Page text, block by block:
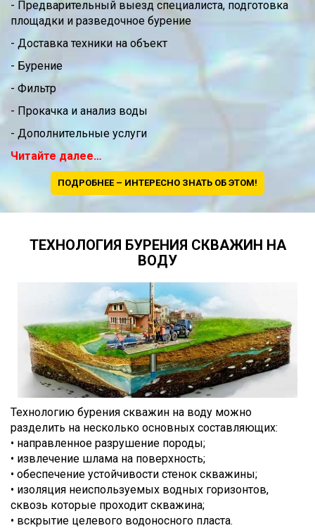
- Предварительный выезд специалиста, подготовка
площадки и разведочное бурение
- Доставка техники на объект
- Бурение
- Фильтр
- Прокачка и анализ воды
- Дополнительные услуги
Читайте далее…
ПОДРОБНЕЕ – ИНТЕРЕСНО ЗНАТЬ ОБ ЭТОМ!
ТЕХНОЛОГИЯ БУРЕНИЯ СКВАЖИН НА
ВОДУ
Технологию бурения скважин на воду можно
разделить на несколько основных составляющих:
• направленное разрушение породы;
• извлечение шлама на поверхность;
• обеспечение устойчивости стенок скважины;
• изоляция неиспользуемых водных горизонтов,
сквозь которые проходит скважина;
• вскрытие целевого водоносного пласта.